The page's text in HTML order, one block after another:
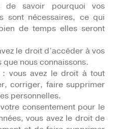
savoir pourquoi vos
sont nécessaires, ce qui
de temps elles seront
le droit d’accéder à vos
nous connaissons.
vous avez le droit à tout
corriger, faire supprimer
personnelles.
consentement pour le
vous avez le droit de